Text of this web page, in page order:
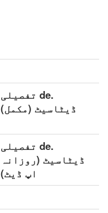
.de تفصیلی
ڈیٹاسیٹ (مکمل)
.de تفصیلی
ڈیٹاسیٹ (روزانہ
اپ ڈیٹ)